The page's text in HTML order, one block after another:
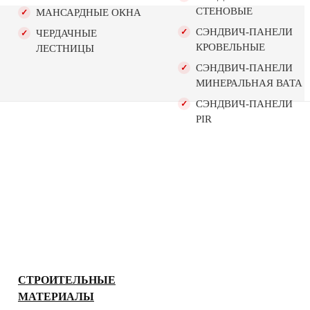
МАНСАРДНЫЕ ОКНА
ЧЕРДАЧНЫЕ
ЛЕСТНИЦЫ
СТЕНОВЫЕ
СЭНДВИЧ-ПАНЕЛИ
КРОВЕЛЬНЫЕ
СЭНДВИЧ-ПАНЕЛИ
МИНЕРАЛЬНАЯ ВАТА
СЭНДВИЧ-ПАНЕЛИ
PIR
СТРОИТЕЛЬНЫЕ
МАТЕРИАЛЫ